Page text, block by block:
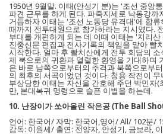
1950년 9월말. 이태(안성기 분)는 '조선 중앙
파견 근무를 하게 된다. 파죽지세로 낙동강까
거듭하자 이태는 '조선 노동당 유격대'에 합
때까지 전투대원으로 참가하라는 지시였다.
부대를 개편하게 되는 데 이때 이태는 '지리
진중신문 편집과 전사기록의 책임을 맡아 빨
시작한다. 얼마 후 빨치산에게 전투 회담의
제 북으로의 귀환과 열렬한 환영을 기대하며
은 바로 남쪽으로부터의 추격과 북쪽으로부
의 최후의 서곡이었던 것이다. 청용 작전이
부상당한 이태는 자신을 간호해 주던 박민자(
만, 본대복귀 명령으로 슬픈 이별을 하는데.
10. 난장이가 쏘아올린 작은공 (The Ball
언어: 한국어/ 자막: 한국어,영어/ All/ 102분/
감독: 이원세/ 출연: 전양자, 안성기, 금보라,